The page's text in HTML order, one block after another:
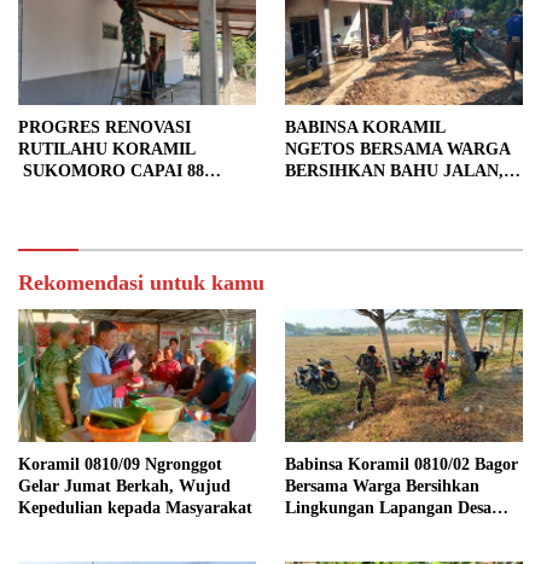
PROGRES RENOVASI
RUTILAHU KORAMIL
SUKOMORO CAPAI 88
BABINSA KORAMIL
NGETOS BERSAMA WARGA
BERSIHKAN BAHU JALAN,
Rekomendasi untuk kamu
Koramil 0810/09 Ngronggot
Gelar Jumat Berkah, Wujud
Kepedulian kepada Masyarakat
Babinsa Koramil 0810/02 Bagor
Bersama Warga Bersihkan
Lingkungan Lapangan Desa